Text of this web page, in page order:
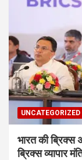
UNCATEGORIZED
भारत की ब्रिक्‍स
ब्रिक्‍स व्यापार